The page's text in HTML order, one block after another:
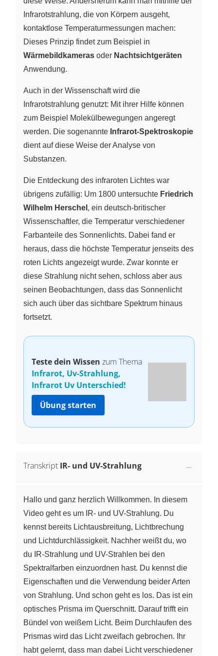
Infrarotstrahlung, die von Körpern ausgeht,
kontaktlose Temperaturmessungen machen:
Dieses Prinzip findet zum Beispiel in
Wärmebildkameras oder Nachtsichtgeräten
Anwendung.
Auch in der Wissenschaft wird die
Infrarotstrahlung genutzt: Mit ihrer Hilfe können
zum Beispiel Molekülbewegungen angeregt
werden. Die sogenannte Infrarot-Spektroskopie
dient auf diese Weise der Analyse von
Substanzen.
Die Entdeckung des infraroten Lichtes war
übrigens zufällig: Um 1800 untersuchte Friedrich
Wilhelm Herschel , ein deutsch-britischer
Wissenschaftler, die Temperatur verschiedener
Farbanteile des Sonnenlichts. Dabei fand er
heraus, dass die höchste Temperatur jenseits des
roten Lichts angezeigt wurde. Zwar konnte er
diese Strahlung nicht sehen, schloss aber aus
seinen Beobachtungen, dass das Sonnenlicht
sich auch über das sichtbare Spektrum hinaus
fortsetzt.
Teste dein Wissen zum Thema
Infrarot, Uv-Strahlung,
Infrarot Uv Unterschied!
Übung starten
Transkript IR- und UV-Strahlung
Hallo und ganz herzlich Willkommen. In diesem
Video geht es um IR- und UV-Strahlung. Du
kennst bereits Lichtausbreitung, Lichtbrechung
und Lichtdurchlässigkeit. Nachher weißt du, wo
du IR-Strahlung und UV-Strahlen bei den
Spektralfarben einzuordnen hast. Du kennst die
Eigenschaften und die Verwendung beider Arten
von Strahlung. Und schon geht es los. Das ist ein
optisches Prisma im Querschnitt. Darauf trifft ein
Bündel von weißem Licht. Beim Durchlaufen des
Prismas wird das Licht zweifach gebrochen. Ihr
habt gelernt, dass man dabei Licht verschiedener